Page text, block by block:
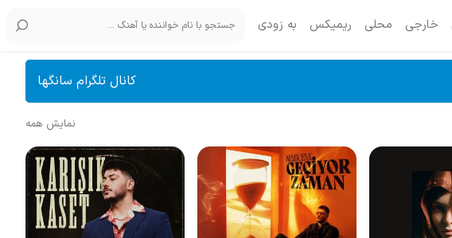
خارجی محلی ریمیکس به زودی
کانال تلگرام سانگها
نمایش همه